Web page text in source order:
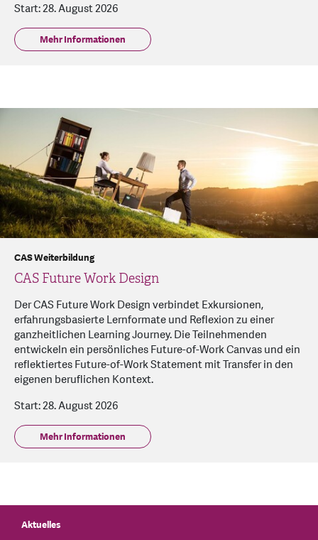
Start: 28. August 2026
Mehr Informationen
CAS Future Work Design
CAS Weiterbildung
Der CAS Future Work Design verbindet Exkursionen,
erfahrungsbasierte Lernformate und Reflexion zu einer
ganzheitlichen Learning Journey. Die Teilnehmenden
entwickeln ein persönliches Future-of-Work Canvas und ein
reflektiertes Future-of-Work Statement mit Transfer in den
eigenen beruflichen Kontext.
Start: 28. August 2026
Mehr Informationen
Aktuelles